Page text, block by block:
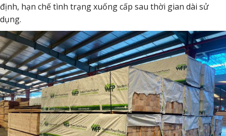
định, hạn chế tình trạng xuống cấp sau thời gian dài sử
dụng.